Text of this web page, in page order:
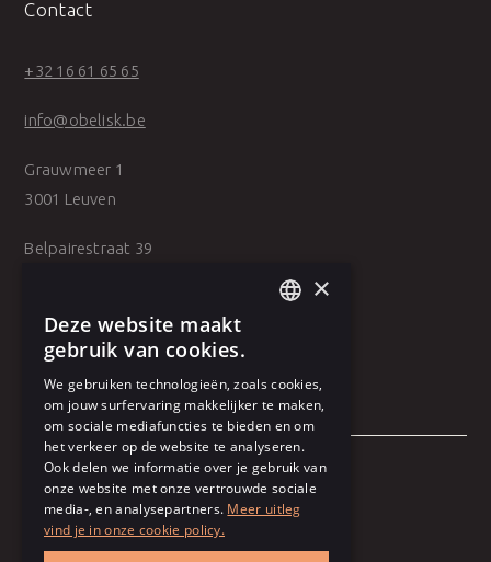
Contact
+32 16 61 65 65
info@obelisk.be
Grauwmeer 1
3001 Leuven
Belpairestraat 39
Algemene voorwaarden
Gebruiksvoorwaarden
FRENCH
×
Deze website maakt
gebruik van cookies.
We gebruiken technologieën, zoals cookies,
om jouw surfervaring makkelijker te maken,
om sociale mediafuncties te bieden en om
het verkeer op de website te analyseren.
Ook delen we informatie over je gebruik van
onze website met onze vertrouwde sociale
media-, en analysepartners. Meer uitleg
vind je in onze cookie policy.